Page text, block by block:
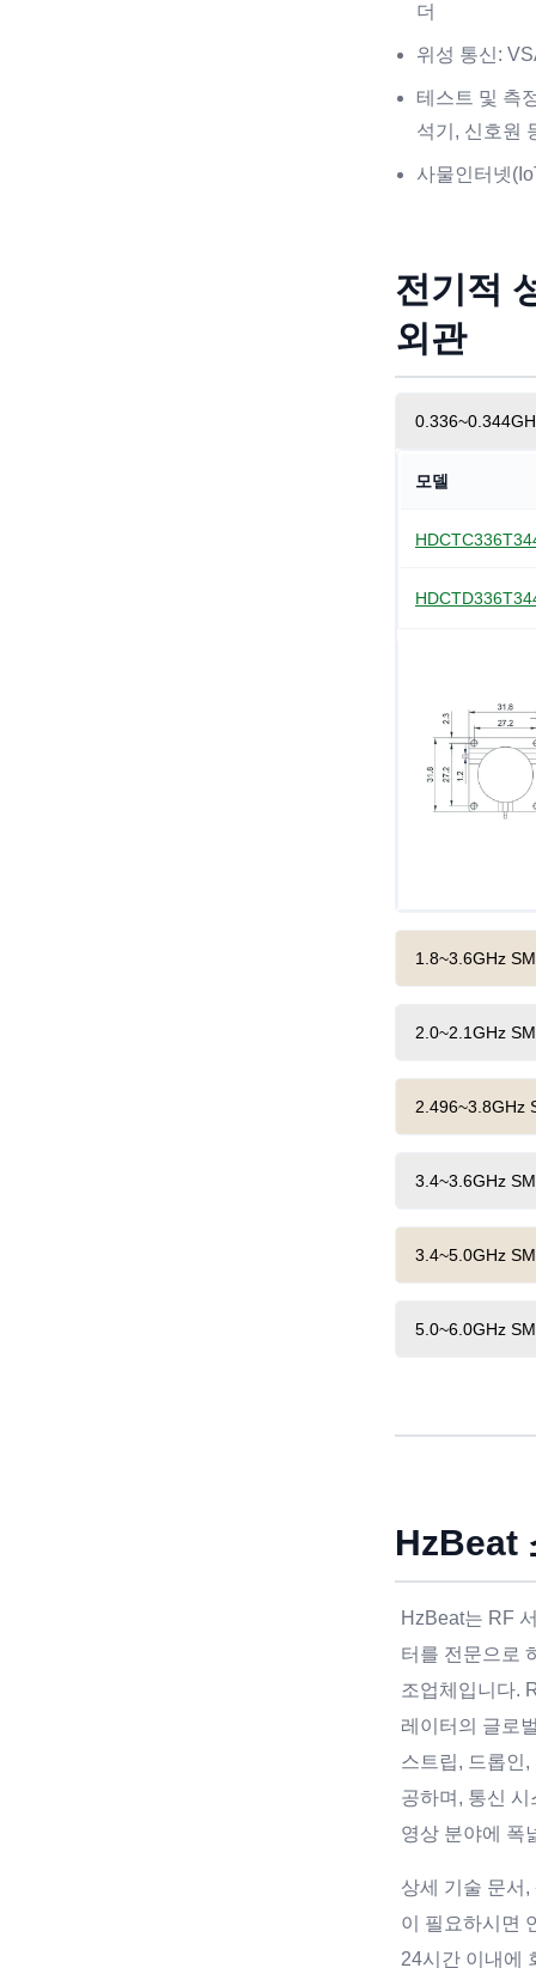
더
위성 통신:
테스트 및 측
석기, 신호원
사물인터넷
전기적
외관
모델
1.8~3.6GHz
2.0~2.1GHz
2.496~3.8GHz
3.4~3.6GHz
3.4~5.0GHz
5.0~6.0GHz
HzBeat
HzBeat는 RF
터를 전문으로
조업체입니다.
레이터의 글로
스트립, 드롭인
공하며, 통신
영상 분야에 폭
상세 기술 문서
이 필요하시면
24시간 이내에